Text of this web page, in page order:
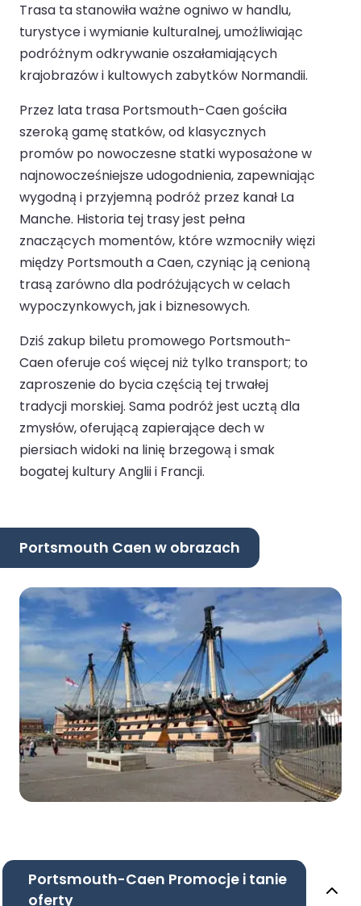
Trasa ta stanowiła ważne ogniwo w handlu,
turystyce i wymianie kulturalnej, umożliwiając
podróżnym odkrywanie oszałamiających
krajobrazów i kultowych zabytków Normandii.
Przez lata trasa Portsmouth-Caen gościła
szeroką gamę statków, od klasycznych
promów po nowoczesne statki wyposażone w
najnowocześniejsze udogodnienia, zapewniając
wygodną i przyjemną podróż przez kanał La
Manche. Historia tej trasy jest pełna
znaczących momentów, które wzmocniły więzi
między Portsmouth a Caen, czyniąc ją cenioną
trasą zarówno dla podróżujących w celach
wypoczynkowych, jak i biznesowych.
Dziś zakup biletu promowego Portsmouth-
Caen oferuje coś więcej niż tylko transport; to
zaproszenie do bycia częścią tej trwałej
tradycji morskiej. Sama podróż jest ucztą dla
zmysłów, oferującą zapierające dech w
piersiach widoki na linię brzegową i smak
bogatej kultury Anglii i Francji.
Portsmouth Caen w obrazach
Portsmouth-Caen Promocje i tanie
oferty